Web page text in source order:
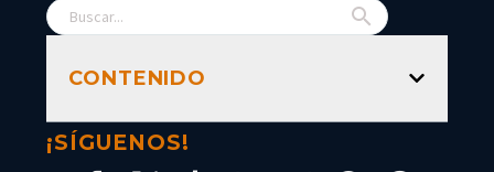
CONTENIDO
¡SÍGUENOS!